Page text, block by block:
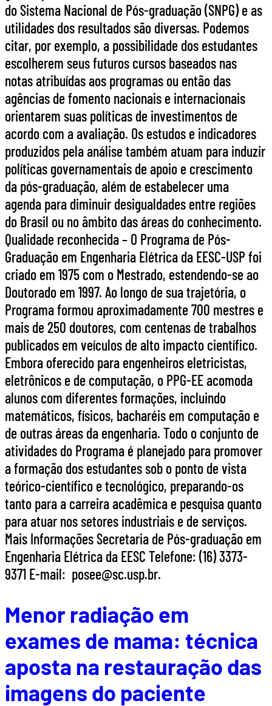
do Sistema Nacional de Pós-graduação (SNPG) e as
utilidades dos resultados são diversas. Podemos
citar, por exemplo, a possibilidade dos estudantes
escolherem seus futuros cursos baseados nas
notas atribuídas aos programas ou então das
agências de fomento nacionais e internacionais
orientarem suas políticas de investimentos de
acordo com a avaliação. Os estudos e indicadores
produzidos pela análise também atuam para induzir
políticas governamentais de apoio e crescimento
da pós-graduação, além de estabelecer uma
agenda para diminuir desigualdades entre regiões
do Brasil ou no âmbito das áreas do conhecimento.
Qualidade reconhecida – O Programa de Pós-
Graduação em Engenharia Elétrica da EESC-USP foi
criado em 1975 com o Mestrado, estendendo-se ao
Doutorado em 1997. Ao longo de sua trajetória, o
Programa formou aproximadamente 700 mestres e
mais de 250 doutores, com centenas de trabalhos
publicados em veículos de alto impacto científico.
Embora oferecido para engenheiros eletricistas,
eletrônicos e de computação, o PPG-EE acomoda
alunos com diferentes formações, incluindo
matemáticos, físicos, bacharéis em computação e
de outras áreas da engenharia. Todo o conjunto de
atividades do Programa é planejado para promover
a formação dos estudantes sob o ponto de vista
teórico-científico e tecnológico, preparando-os
tanto para a carreira acadêmica e pesquisa quanto
para atuar nos setores industriais e de serviços.
Mais Informações Secretaria de Pós-graduação em
Engenharia Elétrica da EESC Telefone: (16) 3373-
9371 E-mail: posee@sc.usp.br.
Menor radiação em
exames de mama: técnica
aposta na restauração das
imagens do paciente